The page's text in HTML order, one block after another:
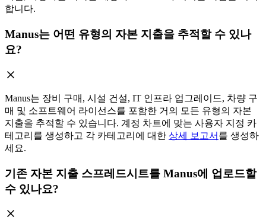
합니다.
Manus는 어떤 유형의 자본 지출을 추적할 수 있나
요?
Manus는 장비 구매, 시설 건설, IT 인프라 업그레이드, 차량 구
매 및 소프트웨어 라이선스를 포함한 거의 모든 유형의 자본
지출을 추적할 수 있습니다. 계정 차트에 맞는 사용자 지정 카
테고리를 생성하고 각 카테고리에 대한 상세 보고서 를 생성하
세요.
기존 자본 지출 스프레드시트를 Manus에 업로드할
수 있나요?